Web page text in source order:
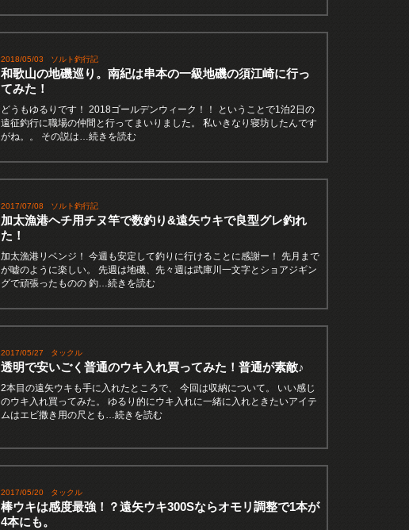
2018/05/03 ソルト釣行記
和歌山の地磯巡り。南紀は串本の一級地磯の須江崎に行っ
てみた！
どうもゆるりです！ 2018ゴールデンウィーク！！ ということで1泊2日の
遠征釣行に職場の仲間と行ってまいりました。 私いきなり寝坊したんです
がね。。 その説は…続きを読む
2017/07/08 ソルト釣行記
加太漁港ヘチ用チヌ竿で数釣り&遠矢ウキで良型グレ釣れ
た！
加太漁港リベンジ！ 今週も安定して釣りに行けることに感謝ー！ 先月まで
が嘘のように楽しい。 先週は地磯、先々週は武庫川一文字とショアジギン
グで頑張ったものの 釣…続きを読む
2017/05/27 タックル
透明で安いごく普通のウキ入れ買ってみた！普通が素敵♪
2本目の遠矢ウキも手に入れたところで、 今回は収納について。 いい感じ
のウキ入れ買ってみた。 ゆるり的にウキ入れに一緒に入れときたいアイテ
ムはエビ撒き用の尺とも…続きを読む
2017/05/20 タックル
棒ウキは感度最強！？遠矢ウキ300Sならオモリ調整で1本が
4本にも。